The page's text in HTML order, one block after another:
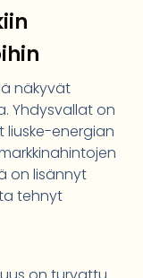
näkyvät
Yhdysvallat on
energian
on lisännyt
tehnyt